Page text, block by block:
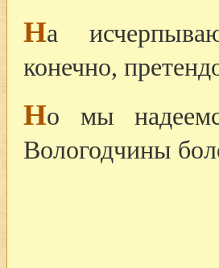
На
конечно,
Но мы
Вологодчины